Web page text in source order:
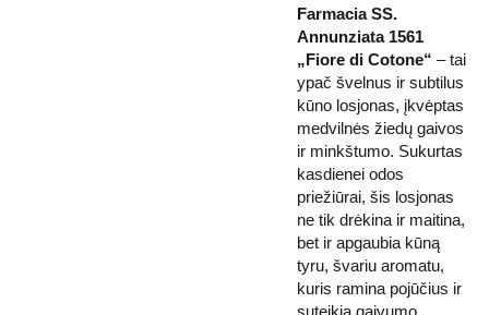
Farmacia SS.
Annunziata 1561
„Fiore di Cotone“ – tai
ypač švelnus ir subtilus
kūno losjonas, įkvėptas
medvilnės žiedų gaivos
ir minkštumo. Sukurtas
kasdienei odos
priežiūrai, šis losjonas
ne tik drėkina ir maitina,
bet ir apgaubia kūną
tyru, švariu aromatu,
kuris ramina pojūčius ir
suteikia gaivumo.